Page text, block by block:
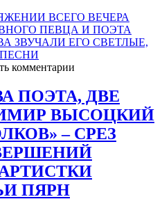
ВСЕГО ВЕЧЕРА
ПЕВЦА И ПОЭТА
ЗВУЧАЛИ ЕГО СВЕТЛЫЕ,
комментарии
ПОЭТА, ДВЕ
ВЫСОЦКИЙ
– СРЕЗ
ПЯРН